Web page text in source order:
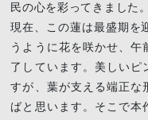
民の心を彩ってきました。
現在、この蓮は最盛期を
うように花を咲かせ、
了しています。美しいピ
すが、葉が支える端正な
ばと思います。そこで本